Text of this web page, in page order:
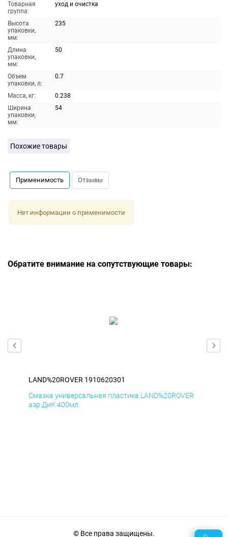
Товарная
группа:
уход и очистка
Высота
упаковки,
мм:
235
Длина
упаковки,
мм:
50
Объем
упаковки, л:
0.7
Масса, кг:
0.238
Ширина
упаковки,
мм:
54
Похожие товары
Применимость Отзывы
Нет информации о применимости
Обратите внимание на сопутствующие товары:
LAND%20ROVER 1910620301
Смазка универсальная пластика LAND%20ROVER
аэр ДиК 400мл
© Все права защищены.